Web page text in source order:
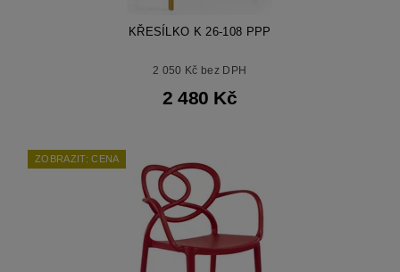
KŘESÍLKO K 26-108 PPP
2 050 Kč bez DPH
2 480 Kč
ZOBRAZIT: CENA